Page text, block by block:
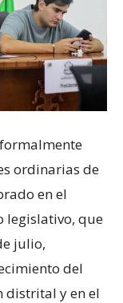
ordinarias de
en el
legislativo, que
julio,
del
distrital y en el